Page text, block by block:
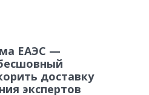
ЕАЭС —
доставку
экспертов